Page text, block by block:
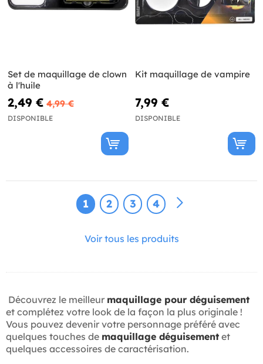
Set de maquillage de clown
à l'huile
2,49 € 4,99 €
DISPONIBLE
Kit maquillage de vampire
7,99 €
DISPONIBLE
1 2 3 4
Voir tous les produits
Découvrez le meilleur maquillage pour déguisement
et complétez votre look de la façon la plus originale !
Vous pouvez devenir votre personnage préféré avec
quelques touches de maquillage déguisement et
quelques accessoires de caractérisation.